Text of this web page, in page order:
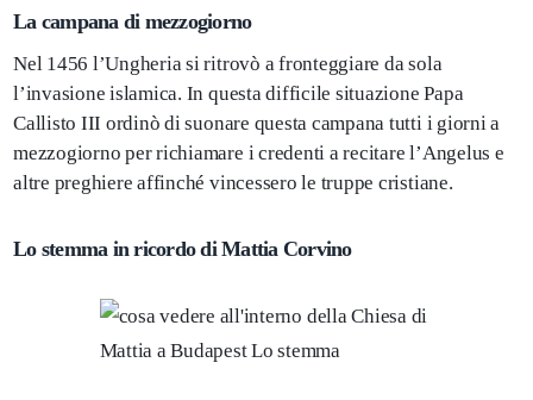
La campana di mezzogiorno
Nel 1456 l’Ungheria si ritrovò a fronteggiare da sola
l’invasione islamica. In questa difficile situazione Papa
Callisto III ordinò di suonare questa campana tutti i giorni a
mezzogiorno per richiamare i credenti a recitare l’Angelus e
altre preghiere affinché vincessero le truppe cristiane.
Lo stemma in ricordo di Mattia Corvino